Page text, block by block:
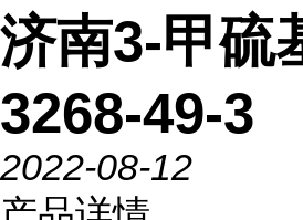
济南3-甲硫
3268-49-3
2022-08-12